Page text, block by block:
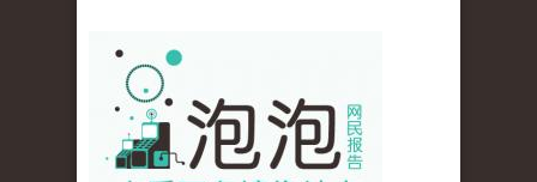
pao-pao-banner-mirror-site-120814.jpg